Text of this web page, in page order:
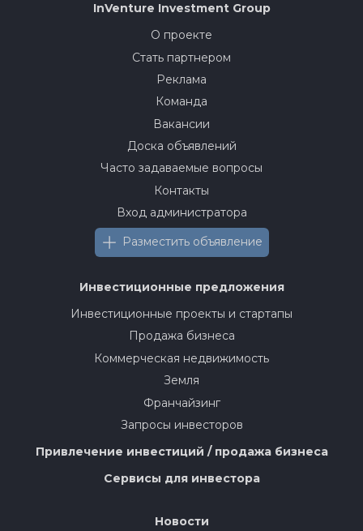
InVenture Investment Group
О проекте
Стать партнером
Реклама
Команда
Вакансии
Доска объявлений
Часто задаваемые вопросы
Контакты
Вход администратора
Разместить объявление
Инвестиционные предложения
Инвестиционные проекты и стартапы
Продажа бизнеса
Коммерческая недвижимость
Земля
Франчайзинг
Запросы инвесторов
Привлечение инвестиций / продажа бизнеса
Сервисы для инвестора
Новости